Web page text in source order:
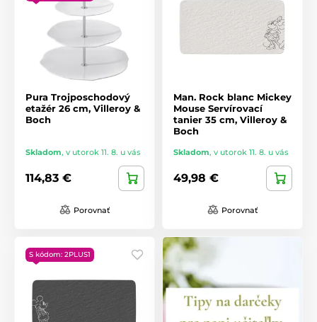
Pura Trojposchodový
etažér 26 cm, Villeroy &
Boch
Skladom, v utorok 11. 8. u vás
114,83 €
Porovnať
Man. Rock blanc Mickey
Mouse Servírovací
tanier 35 cm, Villeroy &
Boch
Skladom, v utorok 11. 8. u vás
49,98 €
Porovnať
S kódom: 2PLUS1